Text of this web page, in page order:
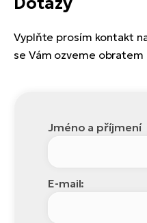
Vyplňte prosím kontakt
se Vám ozveme obratem
Jméno a příjmení
E-mail: